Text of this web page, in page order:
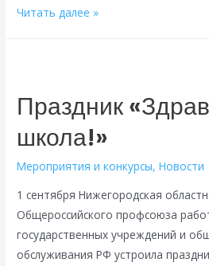
Обновился
категории
Путешествия,
туризм,
отдых
на
01.09.2022
Читать далее »
Праздник
школа!»
Мероприятия и конкурсы,Новости
1 сентября Нижегородская
Общероссийского профсоюза
государственных учреждений и
обслуживания РФ устроила